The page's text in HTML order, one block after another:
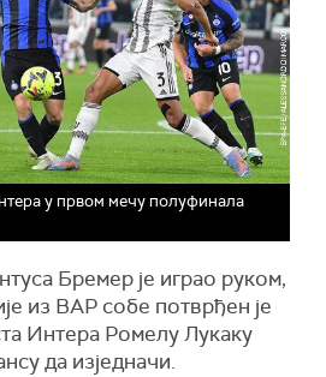
у првом мечу полуфинала
Бремер је играо руком,
из ВАР собе потврђен је
Интера Ромелу Лукаку
да изједначи.